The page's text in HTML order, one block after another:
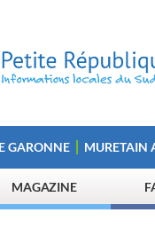
GARONNE MURETAIN
MAGAZINE